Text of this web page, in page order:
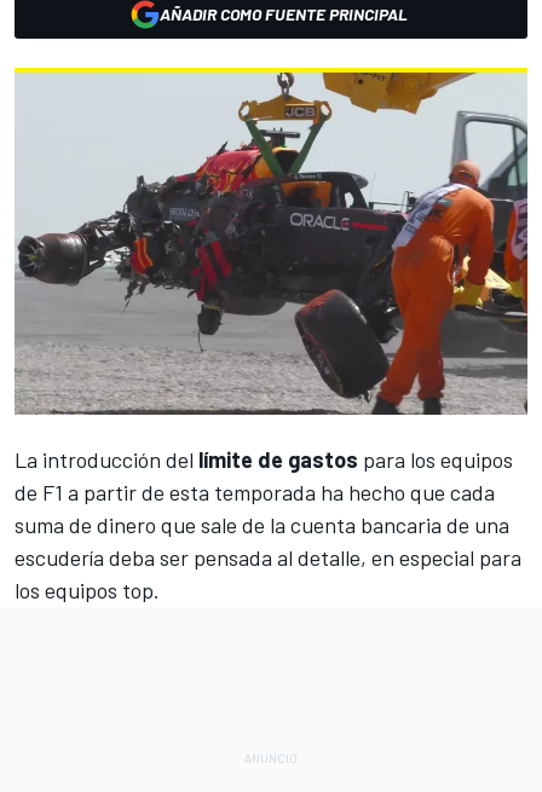
AÑADIR COMO FUENTE PRINCIPAL
La introducción del límite de gastos para los equipos
de F1 a partir de esta temporada ha hecho que cada
suma de dinero que sale de la cuenta bancaria de una
escudería deba ser pensada al detalle, en especial para
los equipos top.